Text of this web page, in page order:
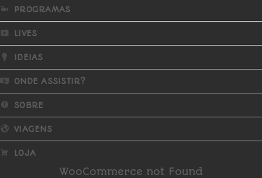
PROGRAMAS
LIVES
IDEIAS
ONDE ASSISTIR?
SOBRE
VIAGENS
LOJA
WooCommerce not Found